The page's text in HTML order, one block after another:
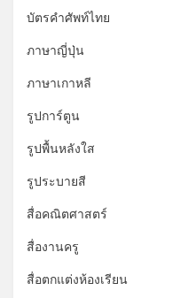
บัตรคำศัพท์ไทย
ภาษาญี่ปุ่น
ภาษาเกาหลี
รูปการ์ตูน
รูปพื้นหลังใส
รูประบายสี
สื่อคณิตศาสตร์
สื่องานครู
สื่อตกแต่งห้องเรียน